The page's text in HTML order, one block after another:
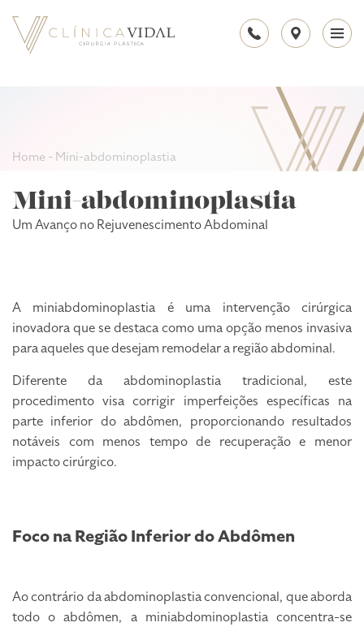
Home - Mini-abdominoplastia
Mini-abdominoplastia
Um Avanço no Rejuvenescimento Abdominal
A miniabdominoplastia é uma intervenção cirúrgica
inovadora que se destaca como uma opção menos invasiva
para aqueles que desejam remodelar a região abdominal.
Diferente da abdominoplastia tradicional, este
procedimento visa corrigir imperfeições específicas na
parte inferior do abdômen, proporcionando resultados
notáveis com menos tempo de recuperação e menor
impacto cirúrgico.
Foco na Região Inferior do Abdômen
Ao contrário da abdominoplastia convencional, que aborda
todo o abdômen, a miniabdominoplastia concentra-se